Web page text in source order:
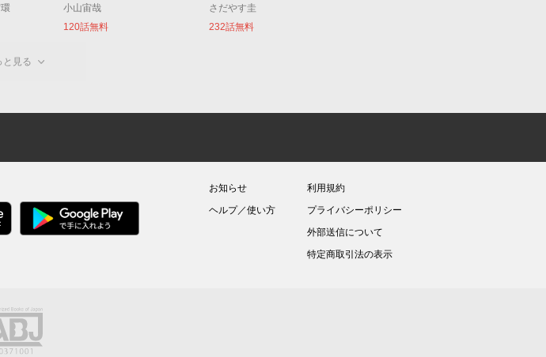
小山宙哉
120話無料
さだやす圭
232話無料
と見る
お知らせ
ヘルプ／使い方
利用規約
プライバシーポリシー
外部送信について
特定商取引法の表示